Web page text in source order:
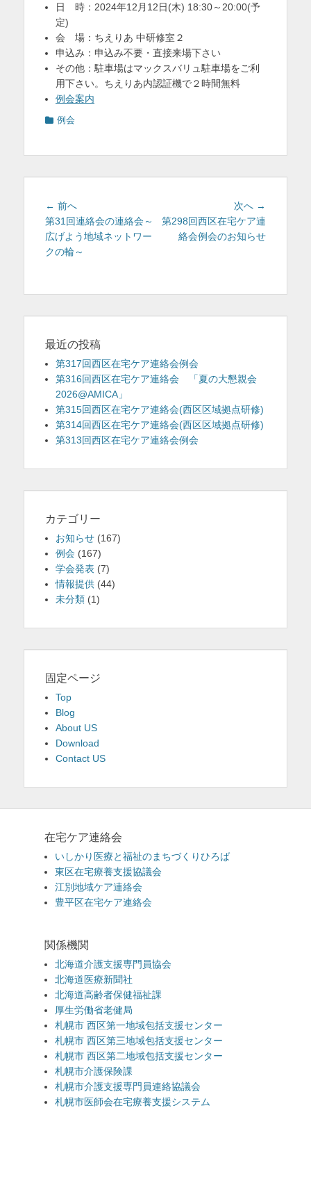
日 時：2024年12月12日(木) 18:30～20:00(予
定)
会 場：ちえりあ 中研修室２
申込み：申込み不要・直接来場下さい
その他：駐車場はマックスバリュ駐車場をご利
用下さい。ちえりあ内認証機で２時間無料
例会案内
カ 例会
投
稿
ナ
ビ
ン
← 前へ
の
投
稿:
第31回連絡会の連絡会～
広げよう地域ネットワー
クの輪～
次へ →
投
第298回西区在宅ケア連
絡会例会のお知らせ
最近の投稿
第317回西区在宅ケア連絡会例会
第316回西区在宅ケア連絡会 「夏の大懇親会
2026@AMICA」
第315回西区在宅ケア連絡会(西区区域拠点研修)
第314回西区在宅ケア連絡会(西区区域拠点研修)
第313回西区在宅ケア連絡会例会
カテゴリー
お知らせ (167)
例会 (167)
学会発表 (7)
情報提供 (44)
未分類 (1)
固定ページ
Top
Blog
About US
Download
Contact US
在宅ケア連絡会
いしかり医療と福祉のまちづくりひろば
東区在宅療養支援協議会
江別地域ケア連絡会
豊平区在宅ケア連絡会
関係機関
北海道介護支援専門員協会
北海道医療新聞社
北海道高齢者保健福祉課
厚生労働省老健局
札幌市 西区第一地域包括支援センター
札幌市 西区第三地域包括支援センター
札幌市 西区第二地域包括支援センター
札幌市介護保険課
札幌市介護支援専門員連絡協議会
札幌市医師会在宅療養支援システム